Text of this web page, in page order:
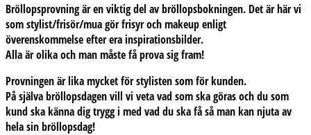
Bröllopsprovning är en viktig del av bröllopsbokningen. Det är här vi
som stylist/frisör/mua gör frisyr och makeup enligt
överenskommelse efter era inspirationsbilder.
Alla är olika och man måste få prova sig fram!
Provningen är lika mycket för stylisten som för kunden.
På själva bröllopsdagen vill vi veta vad som ska göras och du som
kund ska känna dig trygg i med vad du ska få så man kan njuta av
hela sin bröllopsdag!